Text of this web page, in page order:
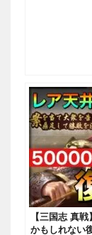
【三国志 真
かもしれない